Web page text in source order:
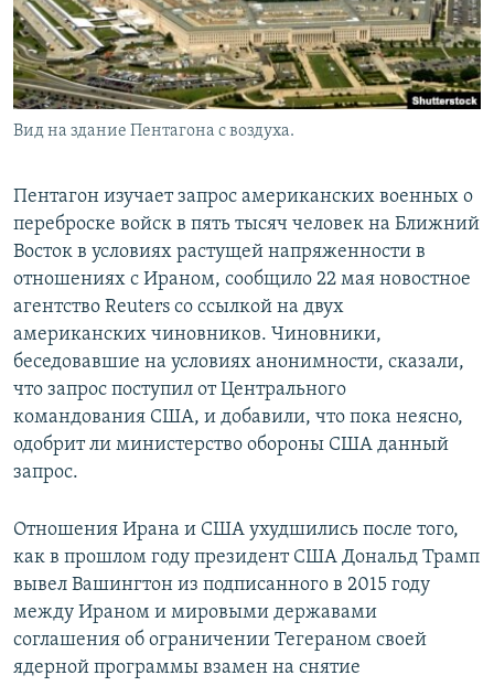
Вид на здание Пентагона с воздуха.
Пентагон изучает запрос американских военных о
переброске войск в пять тысяч человек на Ближний
Восток в условиях растущей напряженности в
отношениях с Ираном, сообщило 22 мая новостное
агентство Reuters со ссылкой на двух
американских чиновников. Чиновники,
беседовавшие на условиях анонимности, сказали,
что запрос поступил от Центрального
командования США, и добавили, что пока неясно,
одобрит ли министерство обороны США данный
запрос.
Отношения Ирана и США ухудшились после того,
как в прошлом году президент США Дональд Трамп
вывел Вашингтон из подписанного в 2015 году
между Ираном и мировыми державами
соглашения об ограничении Тегераном своей
ядерной программы взамен на снятие